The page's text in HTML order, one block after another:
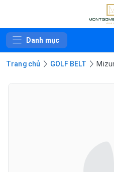
Danh mục
Trang chủ GOLF BELT